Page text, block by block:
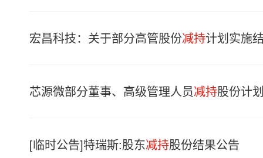
宏昌科技：关于部分高管股份减持计划实施
芯源微部分董事、高级管理人员减持股份计
[临时公告]特瑞斯:股东减持股份结果公告